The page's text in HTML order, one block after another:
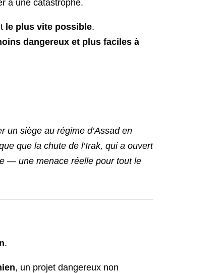
à une catastrophe.
le plus vite possible.
dangereux et plus faciles à
un siège au régime d’Assad en
que la chute de l’Irak, qui a ouvert
— une menace réelle pour tout le
.
, un projet dangereux non